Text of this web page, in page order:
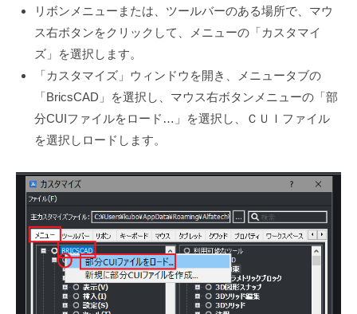
リボンメニューまたは、ツールバーのある場所で、マウ
ス右ボタンをクリックして、メニューの「カスタマイ
ズ」を選択します。
「カスタマイズ」ウィンドウを開き、メニュータブの
「BricsCAD」を選択し、マウス右ボタンメニューの「部
分CUIファイルをロード…」を選択し、ＣＵＩファイル
を選択しロードします。